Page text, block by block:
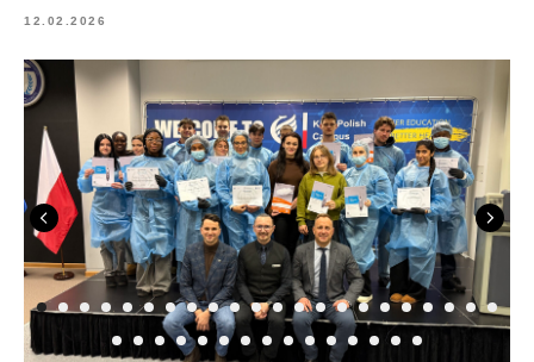
12.02.2026